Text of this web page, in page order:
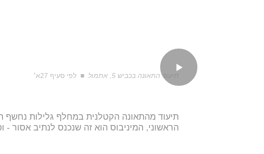
תיעוד התאונה בכביש 5, אתמול לפי סעיף 27א׳
תיעוד מהתאונה הקטלנית במחלף גלילות נחשף
הראשוני, המיניבוס הוא זה שנכנס לנתיב